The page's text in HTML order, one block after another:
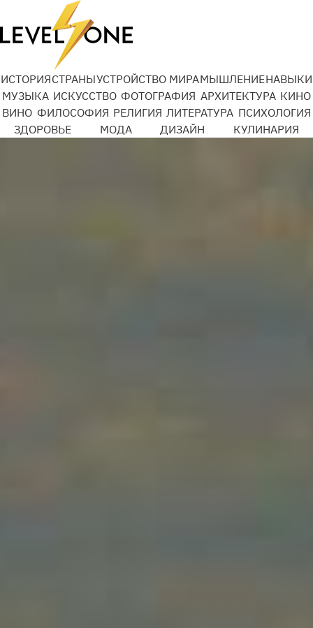
ИСТОРИЯСТРАНЫУСТРОЙСТВО МИРАМЫШЛЕНИЕНАВЫКИ
МУЗЫКА ИСКУССТВО ФОТОГРАФИЯ АРХИТЕКТУРА КИНО
ВИНО ФИЛОСОФИЯ РЕЛИГИЯ ЛИТЕРАТУРА ПСИХОЛОГИЯ
ЗДОРОВЬЕ
МОДА ДИЗАЙН КУЛИНАРИЯ